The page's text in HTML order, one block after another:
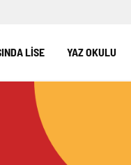
LİSE YAZ OKULU